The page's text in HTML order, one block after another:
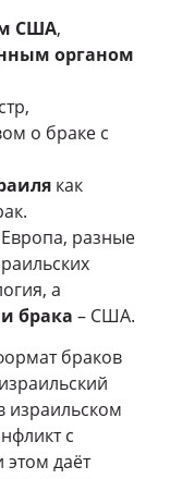
США,
органом
о браке с
как
разные
а
брака – США.
браков
израильском
с
даёт